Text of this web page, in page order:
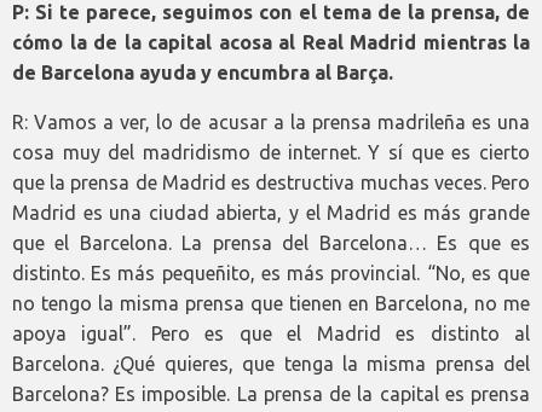
P: Si te parece, seguimos con el tema de la prensa, de
cómo la de la capital acosa al Real Madrid mientras la
de Barcelona ayuda y encumbra al Barça.
R: Vamos a ver, lo de acusar a la prensa madrileña es una
cosa muy del madridismo de internet. Y sí que es cierto
que la prensa de Madrid es destructiva muchas veces. Pero
Madrid es una ciudad abierta, y el Madrid es más grande
que el Barcelona. La prensa del Barcelona… Es que es
distinto. Es más pequeñito, es más provincial. “No, es que
no tengo la misma prensa que tienen en Barcelona, no me
apoya igual”. Pero es que el Madrid es distinto al
Barcelona. ¿Qué quieres, que tenga la misma prensa del
Barcelona? Es imposible. La prensa de la capital es prensa